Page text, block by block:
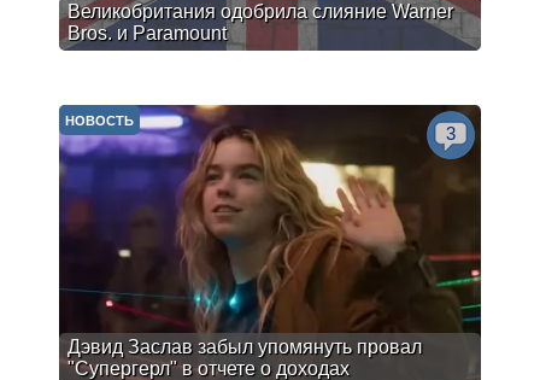
Великобритания одобрила слияние Warner
Bros. и Paramount
Дэвид Заслав забыл упомянуть провал
"Супергерл" в отчете о доходах
НОВОСТЬ
3